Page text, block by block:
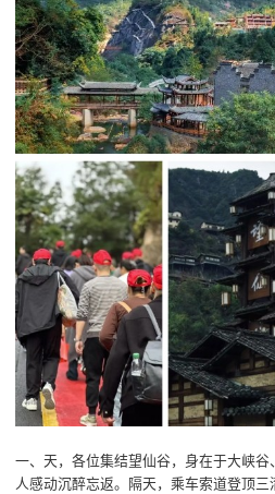
一、天，各位集结望仙谷，身在于大峡
人感动沉醉忘返。隔天，乘车索道登顶